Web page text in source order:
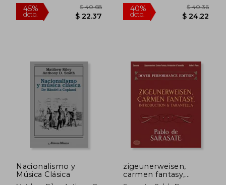
45%
Nacionalismo y
Música Clásica
zigeunerweisen,
carmen fantasy,
introduction &